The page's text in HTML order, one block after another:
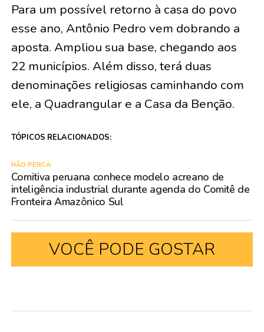
Para um possível retorno à casa do povo
esse ano, Antônio Pedro vem dobrando a
aposta. Ampliou sua base, chegando aos
22 municípios. Além disso, terá duas
denominações religiosas caminhando com
ele, a Quadrangular e a Casa da Benção.
TÓPICOS RELACIONADOS:
NÃO PERCA
Comitiva peruana conhece modelo acreano de
inteligência industrial durante agenda do Comitê de
Fronteira Amazônico Sul
VOCÊ PODE GOSTAR